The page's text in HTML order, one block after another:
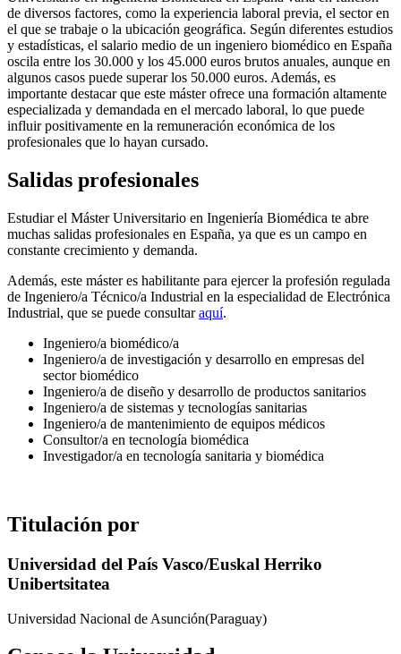
de diversos factores, como la experiencia laboral previa, el sector en
el que se trabaje o la ubicación geográfica. Según diferentes estudios
y estadísticas, el salario medio de un ingeniero biomédico en España
oscila entre los 30.000 y los 45.000 euros brutos anuales, aunque en
algunos casos puede superar los 50.000 euros. Además, es
importante destacar que este máster ofrece una formación altamente
especializada y demandada en el mercado laboral, lo que puede
influir positivamente en la remuneración económica de los
profesionales que lo hayan cursado.
Salidas profesionales
Estudiar el Máster Universitario en Ingeniería Biomédica te abre
muchas salidas profesionales en España, ya que es un campo en
constante crecimiento y demanda.
Además, este máster es habilitante para ejercer la profesión regulada
de Ingeniero/a Técnico/a Industrial en la especialidad de Electrónica
Industrial, que se puede consultaraquí.
Ingeniero/a biomédico/a
Ingeniero/a de investigación y desarrollo en empresas del
sector biomédico
Ingeniero/a de diseño y desarrollo de productos sanitarios
Ingeniero/a de sistemas y tecnologías sanitarias
Ingeniero/a de mantenimiento de equipos médicos
Consultor/a en tecnología biomédica
Investigador/a en tecnología sanitaria y biomédica
Titulación por
Universidad del País Vasco/Euskal Herriko
Unibertsitatea
Universidad Nacional de Asunción(Paraguay)